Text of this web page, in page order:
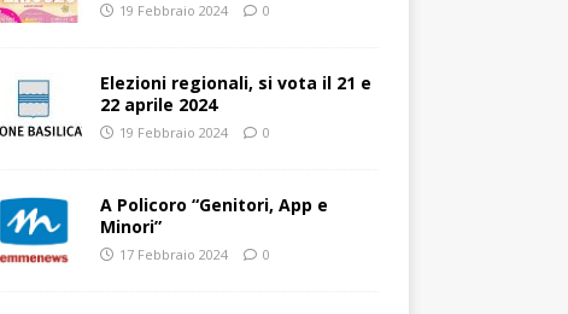
19 Febbraio 2024 0
Elezioni regionali, si vota il 21 e
22 aprile 2024
19 Febbraio 2024 0
A Policoro “Genitori, App e
Minori”
17 Febbraio 2024 0